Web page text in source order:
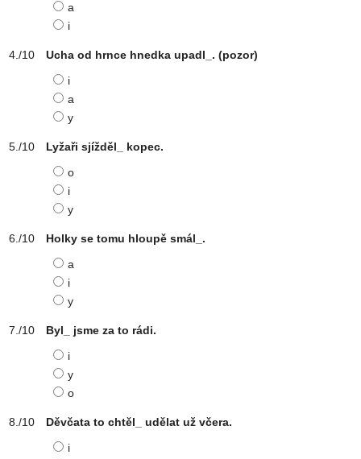
a
i
Ucha od hrnce hnedka upadl_. (pozor)
i
a
y
Lyžaři sjížděl_ kopec.
o
i
y
Holky se tomu hloupě smál_.
a
i
y
Byl_ jsme za to rádi.
i
y
o
Děvčata to chtěl_ udělat už včera.
i